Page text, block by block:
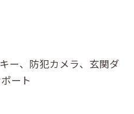
ー、防犯カメラ、玄関ダ
ート